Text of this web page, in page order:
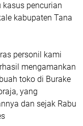
kasus pencurian
kabupaten Tana
personil kami
mengamankan
toko di Burake
yang
dan sejak Rabu